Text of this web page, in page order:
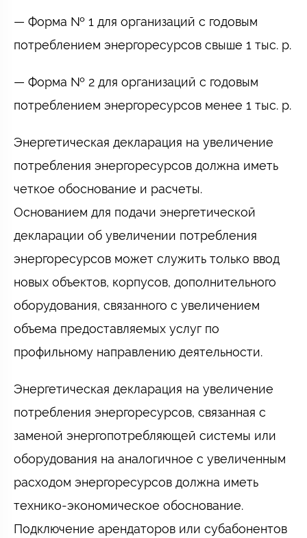
— Форма № 1 для организаций с годовым
потреблением энергоресурсов свыше 1 тыс. р.
— Форма № 2 для организаций с годовым
потреблением энергоресурсов менее 1 тыс. р.
Энергетическая декларация на увеличение
потребления энергоресурсов должна иметь
четкое обоснование и расчеты.
Основанием для подачи энергетической
декларации об увеличении потребления
энергоресурсов может служить только ввод
новых объектов, корпусов, дополнительного
оборудования, связанного с увеличением
объема предоставляемых услуг по
профильному направлению деятельности.
Энергетическая декларация на увеличение
потребления энергоресурсов, связанная с
заменой энергопотребляющей системы или
оборудования на аналогичное с увеличенным
расходом энергоресурсов должна иметь
технико-экономическое обоснование.
Подключение арендаторов или субабонентов